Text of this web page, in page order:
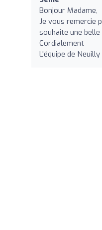
Bonjour Madame,
Je vous remercie
souhaite une
Cordialement
L'équipe de Neuilly